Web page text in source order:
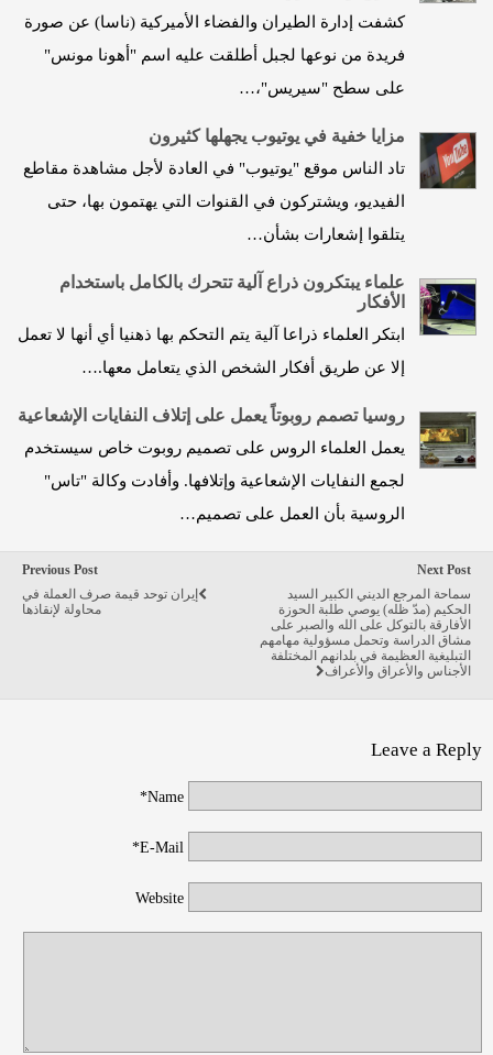
كشفت إدارة الطيران والفضاء الأميركية (ناسا) عن صورة
فريدة من نوعها لجبل أطلقت عليه اسم "أهونا مونس"
على سطح "سيريس"،…
مزايا خفية في يوتيوب يجهلها كثيرون
تاد الناس موقع "يوتيوب" في العادة لأجل مشاهدة مقاطع
الفيديو، ويشتركون في القنوات التي يهتمون بها، حتى
يتلقوا إشعارات بشأن…
علماء يبتكرون ذراع آلية تتحرك بالكامل باستخدام
الأفكار
ابتكر العلماء ذراعا آلية يتم التحكم بها ذهنيا أي أنها لا تعمل
إلا عن طريق أفكار الشخص الذي يتعامل معها.…
روسيا تصمم روبوتاً يعمل على إتلاف النفايات الإشعاعية
يعمل العلماء الروس على تصميم روبوت خاص سيستخدم
لجمع النفايات الإشعاعية وإتلافها. وأفادت وكالة "تاس"
الروسية بأن العمل على تصميم…
Previous Post
إيران توحد قيمة صرف العملة في
محاولة لإنقاذها
Next Post
سماحة المرجع الديني الكبير السيد
الحكيم (مدّ ظله) يوصي طلبة الحوزة
الأفارقة بالتوكل على الله والصبر على
مشاق الدراسة وتحمل مسؤولية مهامهم
التبليغية العظيمة في بلدانهم المختلفة
الأجناس والأعراق والأعراف
Leave a Reply
Name*
E-Mail*
Website